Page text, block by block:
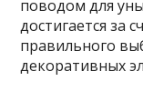
поводом для
достигается за
правильного
декоративных